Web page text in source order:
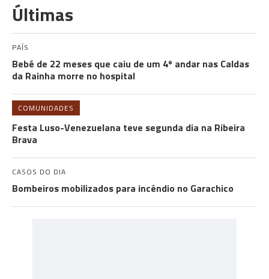
Últimas
PAÍS
Bebé de 22 meses que caiu de um 4º andar nas Caldas
da Rainha morre no hospital
COMUNIDADES
Festa Luso-Venezuelana teve segunda dia na Ribeira
Brava
CASOS DO DIA
Bombeiros mobilizados para incêndio no Garachico